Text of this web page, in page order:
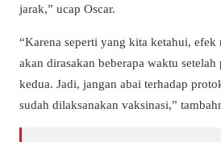
jarak,” ucap Oscar.
“Karena seperti yang kita ketahui, efek
akan dirasakan beberapa waktu
kedua. Jadi, jangan abai terhadap
sudah dilaksanakan vaksinasi,”